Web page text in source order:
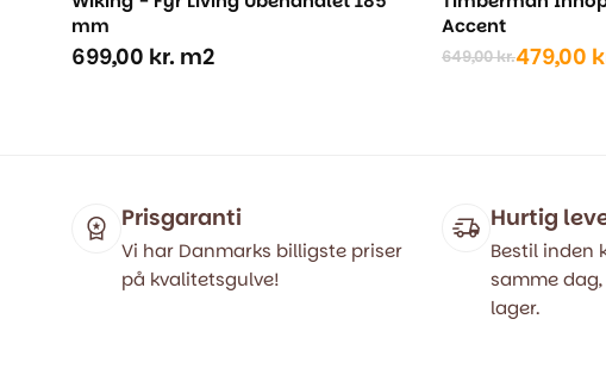
mm
699,00 kr. m2
Accent
649,00kr.
Den
479,00
Den
Prisgaranti
Vi har Danmarks billigste priser
på kvalitetsgulve!
Hurtig
Bestil inden
samme
lager.